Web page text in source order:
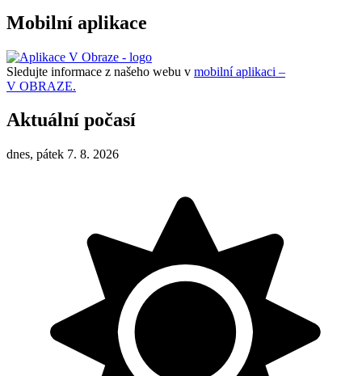
Mobilní aplikace
Sledujte informace z našeho webu v mobilní aplikaci –
V OBRAZE.
Aktuální počasí
dnes, pátek 7. 8. 2026